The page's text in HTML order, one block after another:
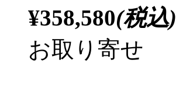
¥358,580(税込)
お取り寄せ